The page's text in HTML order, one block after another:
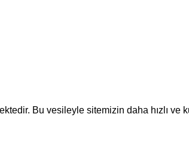
Bu vesileyle sitemizin daha hızlı ve